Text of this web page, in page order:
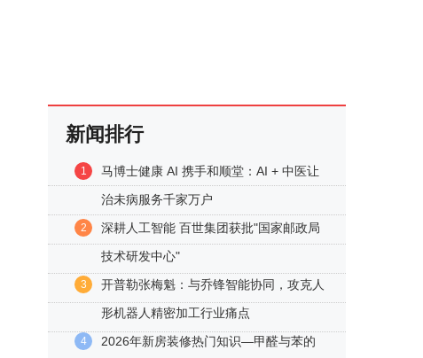
新闻排行
1
马博士健康 AI 携手和顺堂：AI + 中医让
治未病服务千家万户
2
深耕人工智能 百世集团获批"国家邮政局
技术研发中心"
3
开普勒张梅魁：与乔锋智能协同，攻克人
形机器人精密加工行业痛点
4
2026年新房装修热门知识—甲醛与苯的